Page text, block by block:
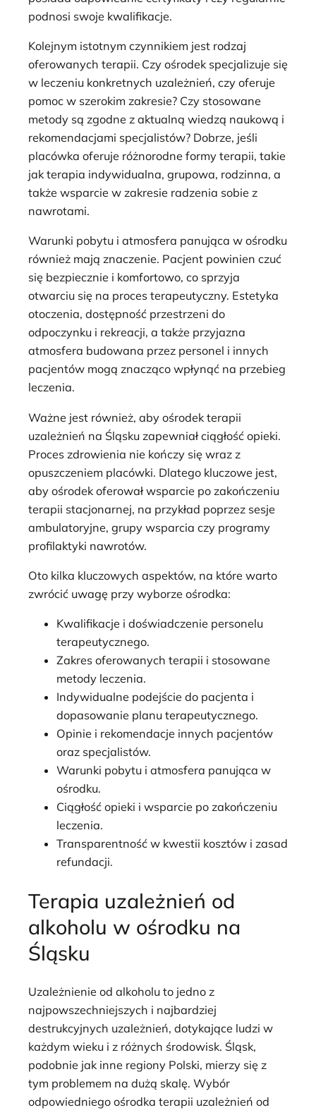
podnosi swoje kwalifikacje.
Kolejnym istotnym czynnikiem jest rodzaj
oferowanych terapii. Czy ośrodek specjalizuje się
w leczeniu konkretnych uzależnień, czy oferuje
pomoc w szerokim zakresie? Czy stosowane
metody są zgodne z aktualną wiedzą naukową i
rekomendacjami specjalistów? Dobrze, jeśli
placówka oferuje różnorodne formy terapii, takie
jak terapia indywidualna, grupowa, rodzinna, a
także wsparcie w zakresie radzenia sobie z
nawrotami.
Warunki pobytu i atmosfera panująca w ośrodku
również mają znaczenie. Pacjent powinien czuć
się bezpiecznie i komfortowo, co sprzyja
otwarciu się na proces terapeutyczny. Estetyka
otoczenia, dostępność przestrzeni do
odpoczynku i rekreacji, a także przyjazna
atmosfera budowana przez personel i innych
pacjentów mogą znacząco wpłynąć na przebieg
leczenia.
Ważne jest również, aby ośrodek terapii
uzależnień na Śląsku zapewniał ciągłość opieki.
Proces zdrowienia nie kończy się wraz z
opuszczeniem placówki. Dlatego kluczowe jest,
aby ośrodek oferował wsparcie po zakończeniu
terapii stacjonarnej, na przykład poprzez sesje
ambulatoryjne, grupy wsparcia czy programy
profilaktyki nawrotów.
Oto kilka kluczowych aspektów, na które warto
zwrócić uwagę przy wyborze ośrodka:
Kwalifikacje i doświadczenie personelu
terapeutycznego.
Zakres oferowanych terapii i stosowane
metody leczenia.
Indywidualne podejście do pacjenta i
dopasowanie planu terapeutycznego.
Opinie i rekomendacje innych pacjentów
oraz specjalistów.
Warunki pobytu i atmosfera panująca w
ośrodku.
Ciągłość opieki i wsparcie po zakończeniu
leczenia.
Transparentność w kwestii kosztów i zasad
refundacji.
Terapia uzależnień od
alkoholu w ośrodku na
Śląsku
Uzależnienie od alkoholu to jedno z
najpowszechniejszych i najbardziej
destrukcyjnych uzależnień, dotykające ludzi w
każdym wieku i z różnych środowisk. Śląsk,
podobnie jak inne regiony Polski, mierzy się z
tym problemem na dużą skalę. Wybór
odpowiedniego ośrodka terapii uzależnień od